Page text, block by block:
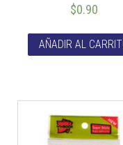
$0.90
AÑADIR AL